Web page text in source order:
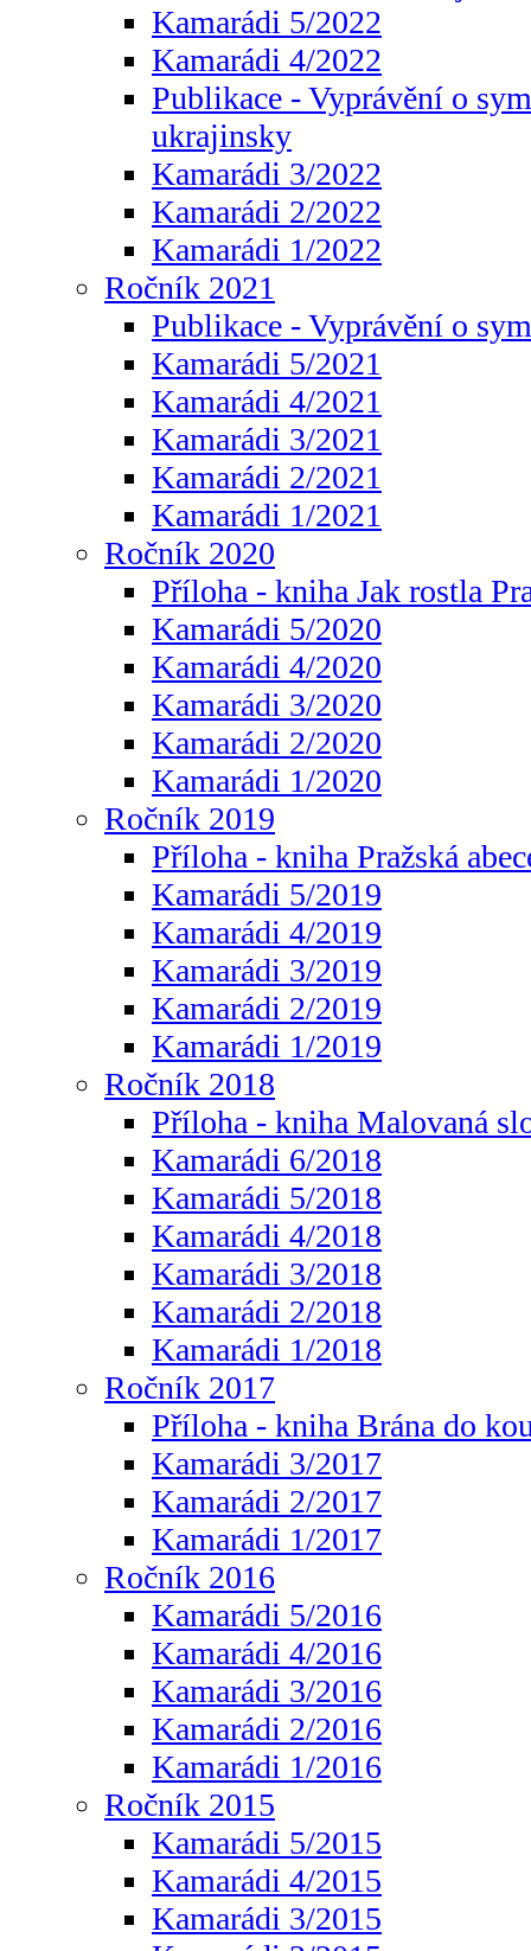
Kamarádi 5/2022
Kamarádi 4/2022
Publikace - Vyprávění o
ukrajinsky
Kamarádi 3/2022
Kamarádi 2/2022
Kamarádi 1/2022
Ročník 2021
Publikace - Vyprávění o
Kamarádi 5/2021
Kamarádi 4/2021
Kamarádi 3/2021
Kamarádi 2/2021
Kamarádi 1/2021
Ročník 2020
Příloha - kniha Jak rostla
Kamarádi 5/2020
Kamarádi 4/2020
Kamarádi 3/2020
Kamarádi 2/2020
Kamarádi 1/2020
Ročník 2019
Příloha - kniha Pražská
Kamarádi 5/2019
Kamarádi 4/2019
Kamarádi 3/2019
Kamarádi 2/2019
Kamarádi 1/2019
Ročník 2018
Příloha - kniha Malovaná
Kamarádi 6/2018
Kamarádi 5/2018
Kamarádi 4/2018
Kamarádi 3/2018
Kamarádi 2/2018
Kamarádi 1/2018
Ročník 2017
Příloha - kniha Brána do
Kamarádi 3/2017
Kamarádi 2/2017
Kamarádi 1/2017
Ročník 2016
Kamarádi 5/2016
Kamarádi 4/2016
Kamarádi 3/2016
Kamarádi 2/2016
Kamarádi 1/2016
Ročník 2015
Kamarádi 5/2015
Kamarádi 4/2015
Kamarádi 3/2015